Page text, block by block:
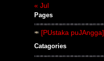
« Jul
Pages
[PUstaka puJAngga]
Catagories